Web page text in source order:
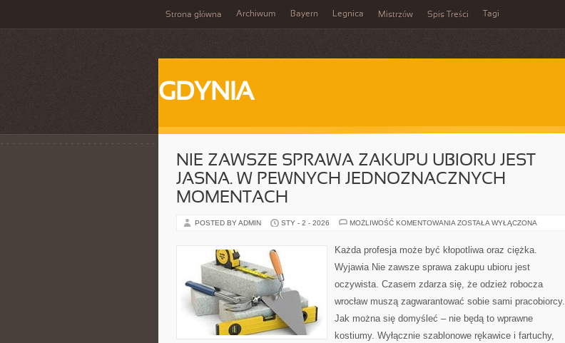
Strona główna Archiwum Bayern Legnica Mistrzów Spis Treści Tagi
GDYNIA
NIE ZAWSZE SPRAWA ZAKUPU UBIORU JEST
JASNA. W PEWNYCH JEDNOZNACZNYCH
MOMENTACH
POSTED BY ADMIN STY - 2 - 2026 MOŻLIWOŚĆ KOMENTOWANIA NIE
ZAKUPU
UBIORU
JASNA.
PEWNYCH
MOMENTACH
ZOSTAŁA WYŁĄCZONA
Każda profesja może być kłopotliwa oraz ciężka.
Wyjawia Nie zawsze sprawa zakupu ubioru jest
oczywista. Czasem zdarza się, że odzież robocza
wrocław muszą zagwarantować sobie sami pracobiorcy.
Jak można się domyśleć – nie będą to wprawne
kostiumy. Wyłącznie szablonowe rękawice i fartuchy,